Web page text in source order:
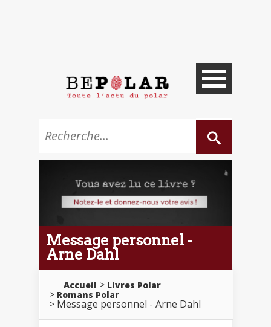
Message personnel -
Arne Dahl
Accueil
Livres Polar
Romans Polar
Message personnel - Arne Dahl